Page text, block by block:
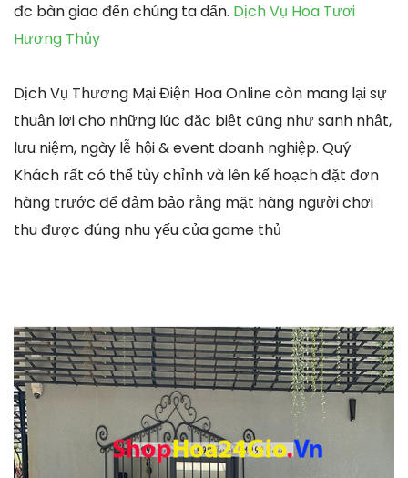
đc bàn giao đến chúng ta dấn. Dịch Vụ Hoa Tươi
Hương Thủy
Dịch Vụ Thương Mại Điện Hoa Online còn mang lại sự
thuận lợi cho những lúc đặc biệt cũng như sanh nhật,
lưu niệm, ngày lễ hội & event doanh nghiệp. Quý
Khách rất có thể tùy chỉnh và lên kế hoạch đặt đơn
hàng trước để đảm bảo rằng mặt hàng người chơi
thu được đúng nhu yếu của game thủ